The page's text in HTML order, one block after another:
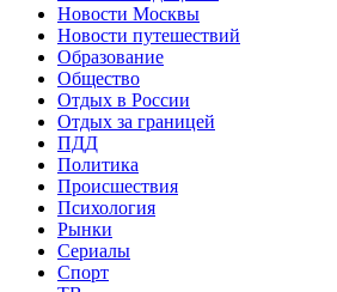
Новости Москвы
Новости путешествий
Образование
Общество
Отдых в России
Отдых за границей
ПДД
Политика
Происшествия
Психология
Рынки
Сериалы
Спорт